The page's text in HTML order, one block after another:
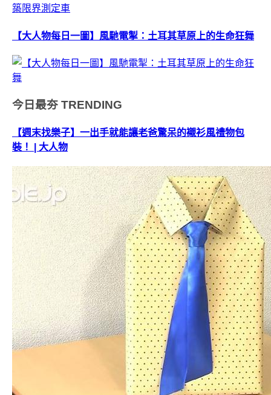
【大人物每日一圖】風馳電掣：土耳其草原上的生命狂舞
今日最夯 TRENDING
【週末找樂子】一出手就能讓老爸驚呆的襯衫風禮物包
裝！ | 大人物